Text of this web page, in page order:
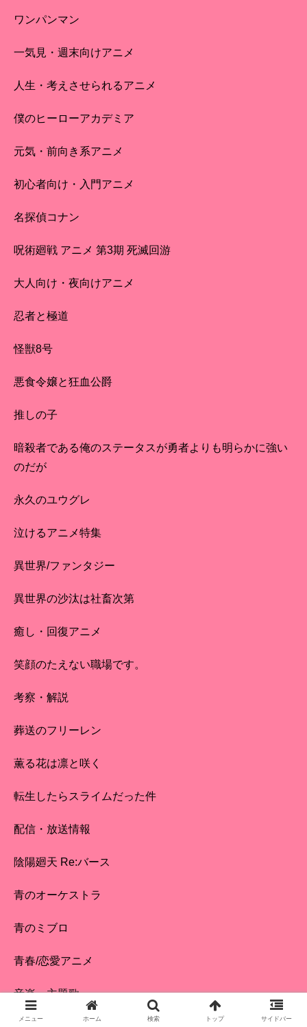
ワンパンマン
一気見・週末向けアニメ
人生・考えさせられるアニメ
僕のヒーローアカデミア
元気・前向き系アニメ
初心者向け・入門アニメ
名探偵コナン
呪術廻戦 アニメ 第3期 死滅回游
大人向け・夜向けアニメ
忍者と極道
怪獣8号
悪食令嬢と狂血公爵
推しの子
暗殺者である俺のステータスが勇者よりも明らかに強い
のだが
永久のユウグレ
泣けるアニメ特集
異世界/ファンタジー
異世界の沙汰は社畜次第
癒し・回復アニメ
笑顔のたえない職場です。
考察・解説
葬送のフリーレン
薫る花は凛と咲く
転生したらスライムだった件
配信・放送情報
陰陽廻天 Re:バース
青のオーケストラ
青のミブロ
青春/恋愛アニメ
音楽・主題歌
メニュー ホーム 検索 トップ サイドバー